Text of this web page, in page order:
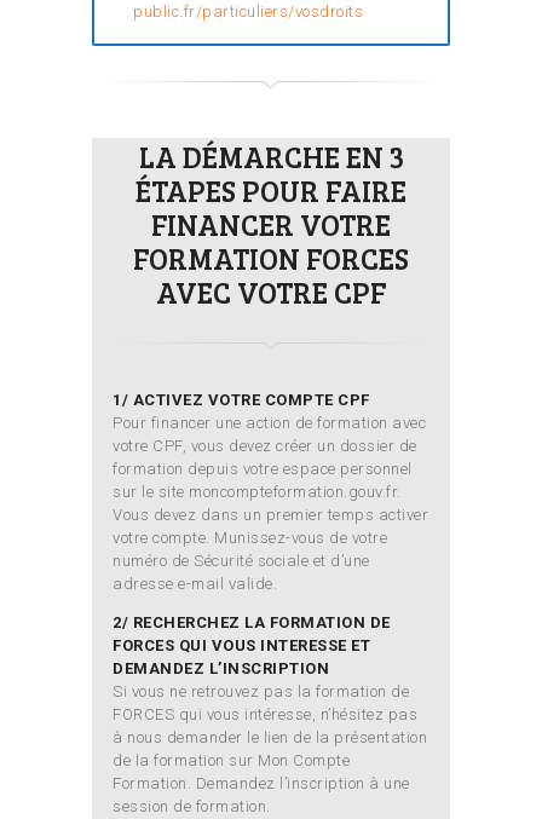
public.fr/particuliers/vosdroits
LA DÉMARCHE EN 3
ÉTAPES POUR FAIRE
FINANCER VOTRE
FORMATION FORCES
AVEC VOTRE CPF
1/ ACTIVEZ VOTRE COMPTE CPF
Pour financer une action de formation avec
votre CPF, vous devez créer un dossier de
formation depuis votre espace personnel
sur le site moncompteformation.gouv.fr.
Vous devez dans un premier temps activer
votre compte. Munissez-vous de votre
numéro de Sécurité sociale et d’une
adresse e-mail valide.
2/ RECHERCHEZ LA FORMATION DE
FORCES QUI VOUS INTERESSE ET
DEMANDEZ L’INSCRIPTION
Si vous ne retrouvez pas la formation de
FORCES qui vous intéresse, n’hésitez pas
à nous demander le lien de la présentation
de la formation sur Mon Compte
Formation. Demandez l’inscription à une
session de formation.